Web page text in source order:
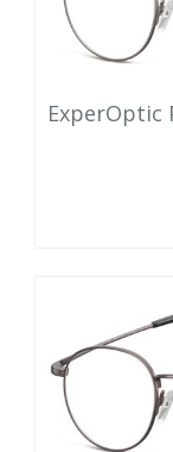
ExperOptic